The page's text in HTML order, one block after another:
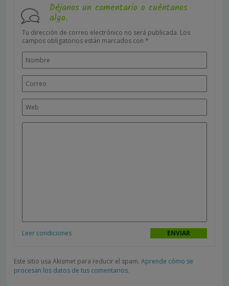
Déjanos un comentario o cuéntanos
algo.
Tu dirección de correo electrónico no será publicada. Los
campos obligatorios están marcados con *
Leer condiciones
Este sitio usa Akismet para reducir el spam. Aprende cómo se
procesan los datos de tus comentarios.